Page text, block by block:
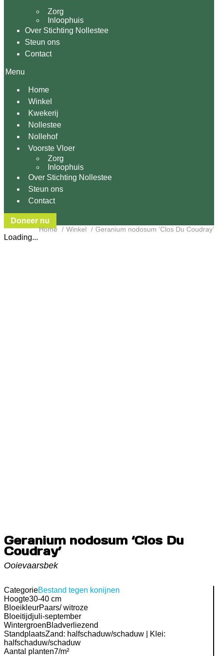
Zorg
Inloophuis
Over Stichting Nollestee
Steun ons
Contact
Menu
Home
Winkel
Kwekerij
Nollestee
Nollehof
Voorste Vloer
Zorg
Inloophuis
Over Stichting Nollestee
Steun ons
Contact
Doneer nu
Home Winkel Geranium nodosum ‘Clos Du Coudray’
Loading...
Geranium nodosum ‘Clos Du
Coudray’
Ooievaarsbek
CategorieBestand tegen konijnen
Hoogte30-40 cm
BloeikleurPaars/ witroze
Bloeitijdjuli-september
WintergroenBladverliezend
StandplaatsZand: halfschaduw/schaduw | Klei:
halfschaduw/schaduw
Aantal planten7/m²